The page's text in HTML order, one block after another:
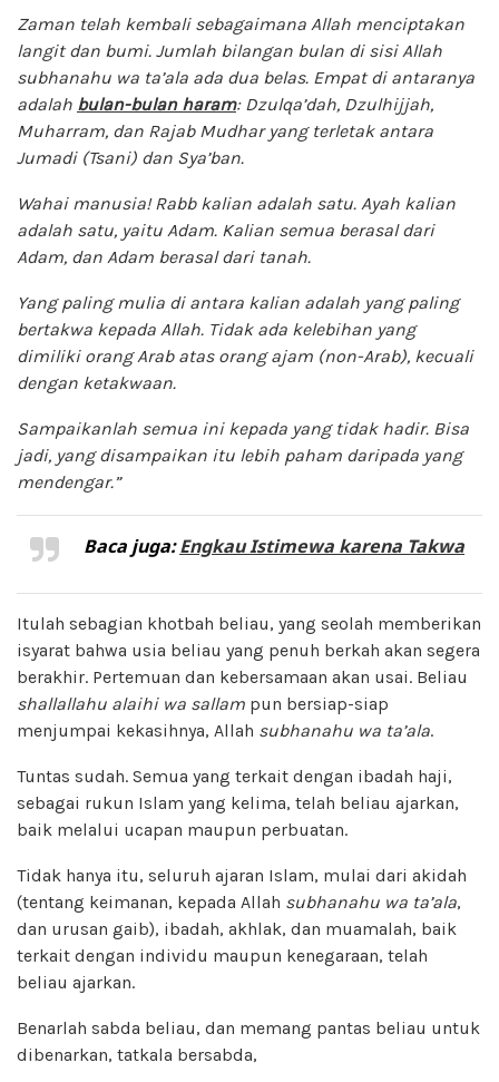
Zaman telah kembali sebagaimana Allah menciptakan
langit dan bumi. Jumlah bilangan bulan di sisi Allah
subhanahu wa ta’ala ada dua belas. Empat di antaranya
adalah bulan-bulan haram: Dzulqa’dah, Dzulhijjah,
Muharram, dan Rajab Mudhar yang terletak antara
Jumadi (Tsani) dan Sya’ban.
Wahai manusia! Rabb kalian adalah satu. Ayah kalian
adalah satu, yaitu Adam. Kalian semua berasal dari
Adam, dan Adam berasal dari tanah.
Yang paling mulia di antara kalian adalah yang paling
bertakwa kepada Allah. Tidak ada kelebihan yang
dimiliki orang Arab atas orang ajam (non-Arab), kecuali
dengan ketakwaan.
Sampaikanlah semua ini kepada yang tidak hadir. Bisa
jadi, yang disampaikan itu lebih paham daripada yang
mendengar.”
Baca juga:Engkau Istimewa karena Takwa
Itulah sebagian khotbah beliau, yang seolah memberikan
isyarat bahwa usia beliau yang penuh berkah akan segera
berakhir. Pertemuan dan kebersamaan akan usai. Beliau
shallallahu alaihi wa sallam pun bersiap-siap
menjumpai kekasihnya, Allah subhanahu wa ta’ala.
Tuntas sudah. Semua yang terkait dengan ibadah haji,
sebagai rukun Islam yang kelima, telah beliau ajarkan,
baik melalui ucapan maupun perbuatan.
Tidak hanya itu, seluruh ajaran Islam, mulai dari akidah
(tentang keimanan, kepada Allah subhanahu wa ta’ala,
dan urusan gaib), ibadah, akhlak, dan muamalah, baik
terkait dengan individu maupun kenegaraan, telah
beliau ajarkan.
Benarlah sabda beliau, dan memang pantas beliau untuk
dibenarkan, tatkala bersabda,